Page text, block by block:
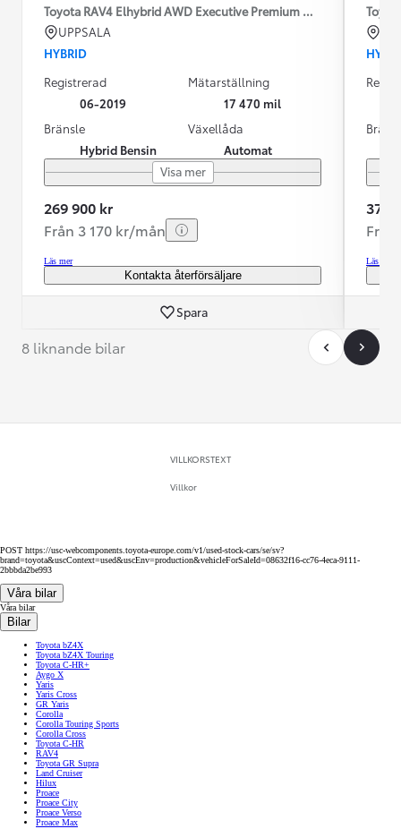
Toyota RAV4 Elhybrid AWD Executive Premium Drag 360-kamera
UPPSALA
HYBRID
Registrerad
06-2019
Mätarställning
17 470 mil
Bränsle
Hybrid Bensin
Växellåda
Automat
Visa mer
269 900 kr
Från 3 170 kr/mån
Läs mer
Kontakta återförsäljare
Spara
379
Läs mer
8 liknande bilar
VILLKORSTEXT
Villkor
POST https://usc-webcomponents.toyota-europe.com/v1/used-stock-cars/se/sv?
brand=toyota&uscContext=used&uscEnv=production&vehicleForSaleId=08632f16-cc76-4eca-9111-
2bbbda2be993
Våra bilar
Våra bilar
Bilar
Toyota bZ4X
Toyota bZ4X Touring
Toyota C-HR+
Aygo X
Yaris
Yaris Cross
GR Yaris
Corolla
Corolla Touring Sports
Corolla Cross
Toyota C-HR
RAV4
Toyota GR Supra
Land Cruiser
Hilux
Proace
Proace City
Proace Verso
Proace Max